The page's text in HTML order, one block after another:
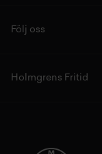
Följ oss
Holmgrens Fritid